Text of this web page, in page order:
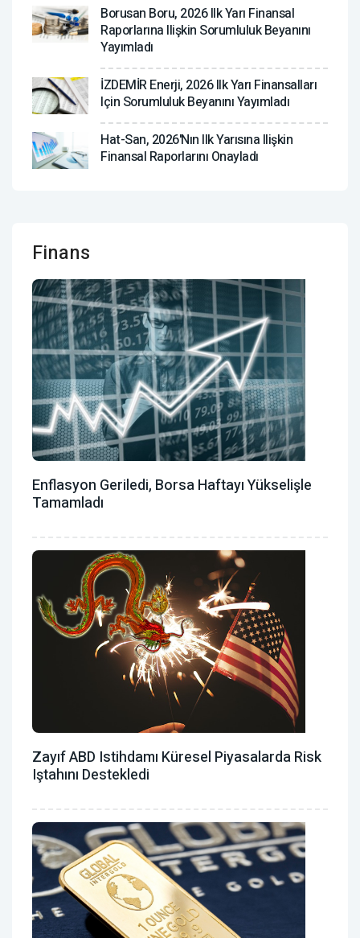
Borusan Boru, 2026 Ilk Yarı Finansal
Raporlarına Ilişkin Sorumluluk Beyanını
Yayımladı
İZDEMİR Enerji, 2026 Ilk Yarı Finansalları
Için Sorumluluk Beyanını Yayımladı
Hat-San, 2026'nın Ilk Yarısına Ilişkin
Finansal Raporlarını Onayladı
Finans
Enflasyon Geriledi, Borsa Haftayı Yükselişle
Tamamladı
Zayıf ABD Istihdamı Küresel Piyasalarda Risk
Iştahını Destekledi